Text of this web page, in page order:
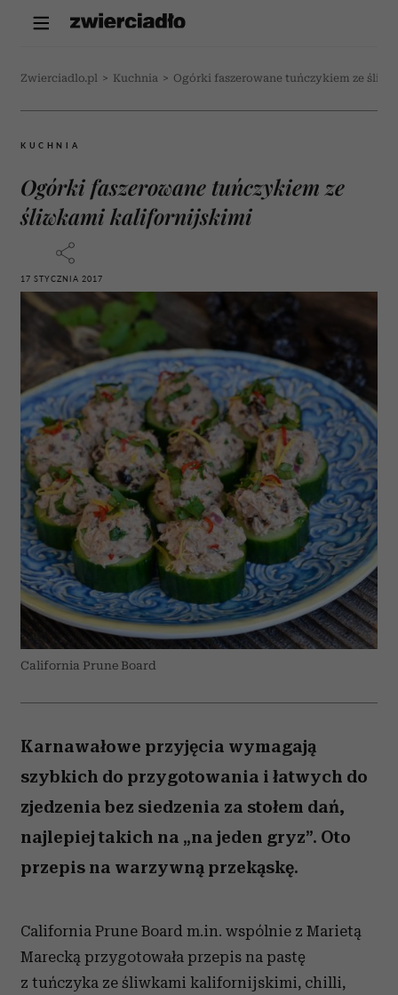
Zwierciadlo.pl > Kuchnia > Ogórki faszerowane tuńczykiem ze
KUCHNIA
Ogórki faszerowane tuńczykiem ze
śliwkami kalifornijskimi
17 STYCZNIA 2017
California Prune Board
Karnawałowe przyjęcia wymagają
szybkich do przygotowania i łatwych do
zjedzenia bez siedzenia za stołem dań,
najlepiej takich na „na jeden gryz”. Oto
przepis na warzywną przekąskę.
California Prune Board m.in. wspólnie z Marietą
Marecką przygotowała przepis na pastę
z tuńczyka ze śliwkami kalifornijskimi, chilli,